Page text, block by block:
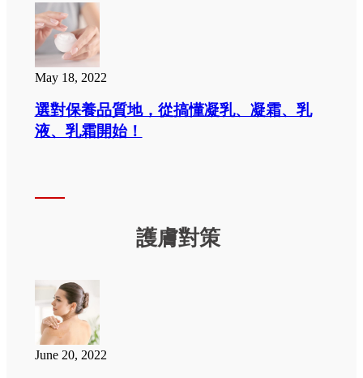
May 18, 2022
選對保養品質地，從搞懂凝乳、凝霜、乳
液、乳霜開始！
護膚對策
June 20, 2022